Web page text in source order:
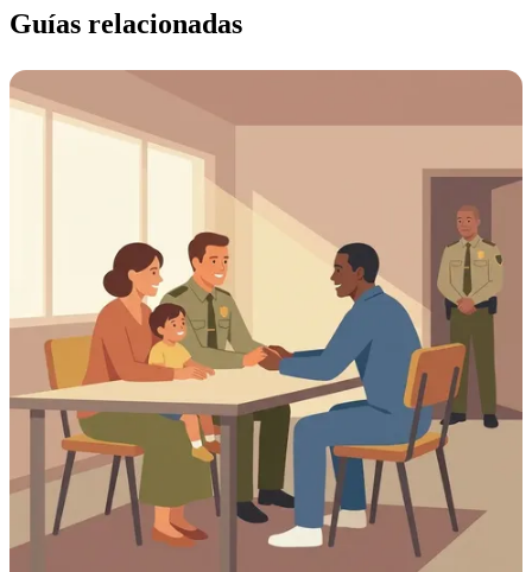
Guías relacionadas